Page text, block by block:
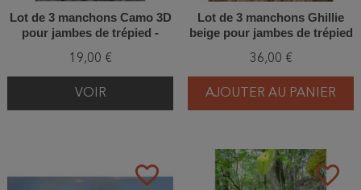
Lot de 3 manchons Camo 3D
pour jambes de trépied -
19,00 €
VOIR
Lot de 3 manchons Ghillie
beige pour jambes de trépied
36,00 €
AJOUTER AU PANIER
favorite_border favorite_border